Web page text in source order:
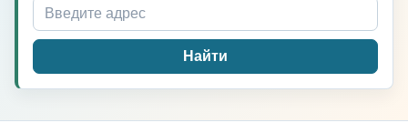
Найти